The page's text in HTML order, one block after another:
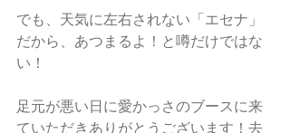
でも、天気に左右されない「エセナ」
だから、あつまるよ！と噂だけではな
い！
足元が悪い日に愛かっさのブースに来
ていただきありがとうございます！去